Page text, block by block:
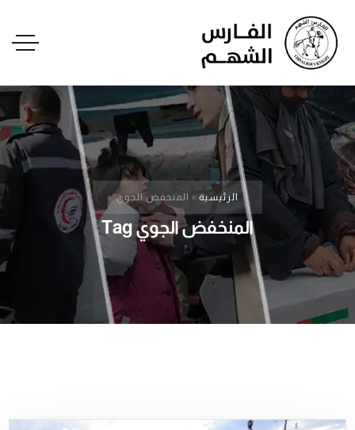
الرئيسية » المنخفض الجوي
المنخفض الجوي Tag